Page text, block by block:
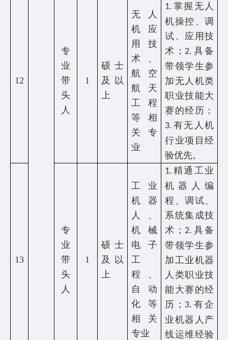
12
专
业
带
头
人
1
硕士
及以
上
无人
机应
用技
术、
航空
航天
工程
等相
关专
业
1. 掌握无人
机操控、调
试、应用技
术； 2. 具备
带领学生参
加无人机类
职业技能大
赛的经历；
3. 有无人机
行业项目经
验优先。
13
专
业
带
头
人
1
硕士
及以
上
工业
机器
人、
机械
电子
工
程、
自动
化等
相关
专业
1. 精通工业
机器人编
程、调试、
系统集成技
术； 2. 具备
带领学生参
加工业机器
人类职业技
能大赛的经
历； 3. 有企
业机器人产
线运维经验